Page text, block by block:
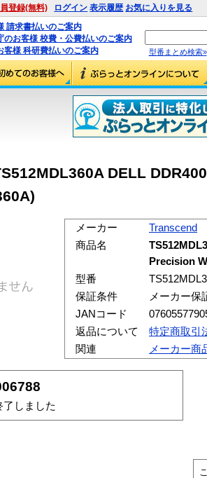
登録(無料) ログイン 表示履歴 お気に入りを見る
請求書払いのご案内
のお客様 校費・公費払いのご案内
客様 科研費払いのご案内
型番まとめ検索»
DELL
メーカー
Transcend
商品名
Precision
型番
保証条件
メーカー保
JANコード
返品について
特定商取引
関連
メーカー商
しました